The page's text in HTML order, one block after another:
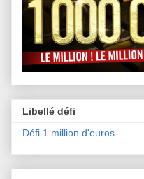
Libellé défi
Défi 1 million d'euros